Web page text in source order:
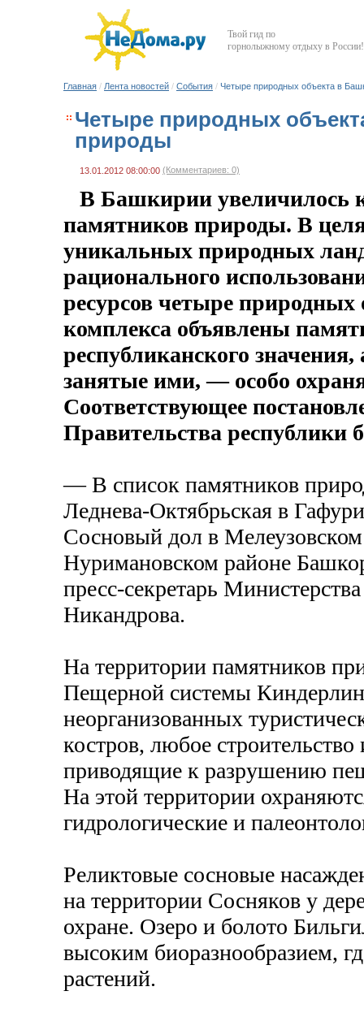
Твой гид по
горнолыжному отдыху в России!
Главная / Лента новостей / События / Четыре природных объекта в
Четыре природных
природы
13.01.2012 08:00:00 (Комментариев: 0)
В Башкирии увеличилось
памятников природы. В
уникальных природных
рационального
ресурсов четыре природных
комплекса объявлены
республиканского
занятые ими, — особо
Соответствующее
Правительства республики
— В список памятников
Леднева-Октябрьская в
Сосновый дол в
Нуримановском районе
пресс-секретарь
Никандрова.
На территории памятников
Пещерной системы
неорганизованных
костров, любое
приводящие к разрушению
На этой территории
гидрологические и
Реликтовые сосновые
на территории Сосняков у
охране. Озеро и болото
высоким биоразнообразием,
растений.